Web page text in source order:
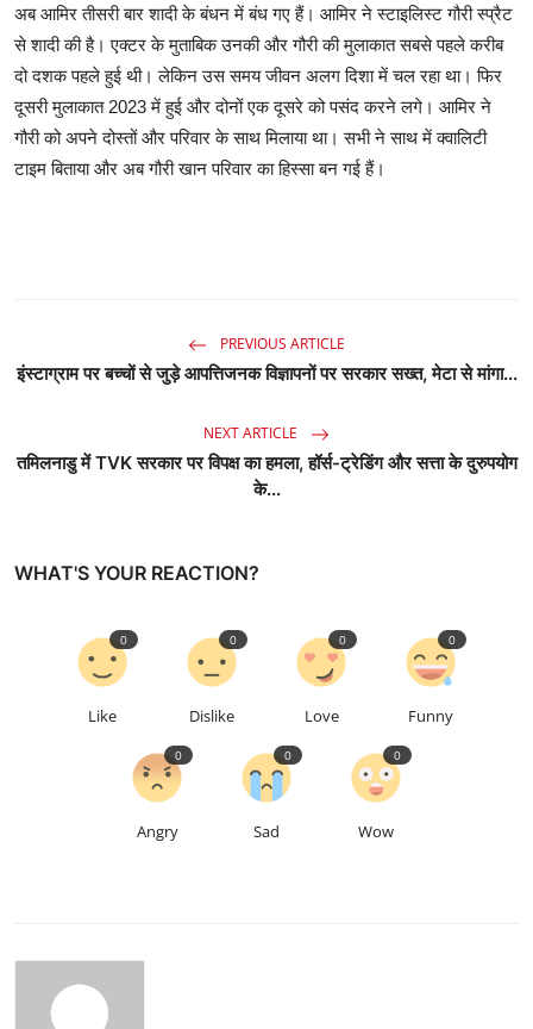
अब आमिर तीसरी बार शादी के बंधन में बंध गए हैं। आमिर ने स्टाइलिस्ट गौरी स्प्रैट
से शादी की है। एक्टर के मुताबिक उनकी और गौरी की मुलाकात सबसे पहले करीब
दो दशक पहले हुई थी। लेकिन उस समय जीवन अलग दिशा में चल रहा था। फिर
दूसरी मुलाकात 2023 में हुई और दोनों एक दूसरे को पसंद करने लगे। आमिर ने
गौरी को अपने दोस्तों और परिवार के साथ मिलाया था। सभी ने साथ में क्वालिटी
टाइम बिताया और अब गौरी खान परिवार का हिस्सा बन गई हैं।
PREVIOUS ARTICLE
इंस्टाग्राम पर बच्चों से जुड़े आपत्तिजनक विज्ञापनों पर सरकार सख्त, मेटा से मांगा...
NEXT ARTICLE
तमिलनाडु में TVK सरकार पर विपक्ष का हमला, हॉर्स-ट्रेडिंग और सत्ता के दुरुपयोग
के...
WHAT'S YOUR REACTION?
Like
0
Dislike
0
Love
0
Funny
0
Angry
0
Sad
0
Wow
0